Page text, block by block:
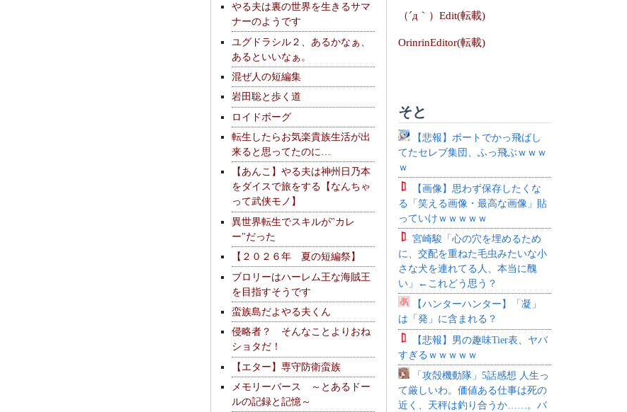
やる夫は裏の世界を生きるサマ
ナーのようです
ユグドラシル２、あるかなぁ、
あるといいなぁ。
混ぜ人の短編集
岩田聡と歩く道
ロイドボーグ
転生したらお気楽貴族生活が出
来ると思ってたのに…
【あんこ】やる夫は神州日乃本
をダイスで旅をする【なんちゃ
って武侠モノ】
異世界転生でスキルが"カレ
ー"だった
【２０２６年 夏の短編祭】
ブロリーはハーレム王な海賊王
を目指すそうです
蛮族島だよやる夫くん
侵略者？ そんなことよりおね
ショタだ！
【エター】専守防衛蛮族
メモリーバース ～とあるドー
ルの記録と記憶～
（´д｀）Edit(転載)
OrinrinEditor(転載)
そと
【悲報】ボートでかっ飛ばし
てたセレブ集団、ふっ飛ぶｗｗｗ
ｗ
【画像】思わず保存したくな
る「笑える画像・最高な画像」貼
っていけｗｗｗｗｗ
宮崎駿「心の穴を埋めるため
に、交配を重ねた毛虫みたいな小
さな犬を連れてる人、本当に醜
い」←これどう思う？
【ハンターハンター】「凝」
は「発」に含まれる？
【悲報】男の趣味Tier表、ヤバ
すぎるｗｗｗｗｗ
「攻殻機動隊」5話感想 人生っ
て厳しいわ。価値ある仕事は死の
近く、天秤は釣り合うか……。バ